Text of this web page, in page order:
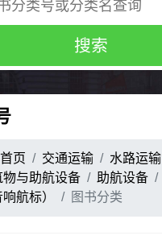
页 交通运输
水路运输
物与助航设备
助航设备
航标）
图书分类